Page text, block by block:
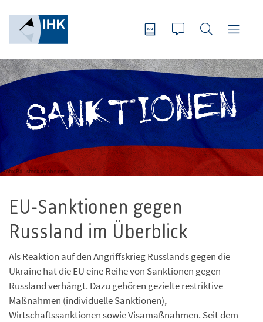
Foto: Pa - stock.adobe.com
EU-Sanktionen gegen
Russland im Überblick
Als Reaktion auf den Angriffskrieg Russlands gegen die
Ukraine hat die EU eine Reihe von Sanktionen gegen
Russland verhängt. Dazu gehören gezielte restriktive
Maßnahmen (individuelle Sanktionen),
Wirtschaftssanktionen sowie Visamaßnahmen. Seit dem